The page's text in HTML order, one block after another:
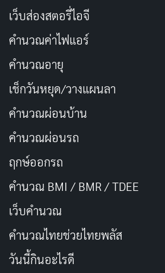
หมายเหตุ: วันเกิดที่แน่นอนยังไม่มีข้อ
แหล่งทางการ ข้อมูลอายุเป็นการประ
ข่าววงการ AV ญี่ปุ่น
เส้นทางในวงการของ
จุดเริ่มต้นก่อนเข้าสู่วงการ
ก่อนจะเป็น
แบบสาวทำงานทั่วไป เธอเคยทำงา
กรุงโตเกียว ประสบการณ์นี้ทำให้เธอ
และภาพลักษณ์ที่ดูเป็นผู้ใหญ่ น่าเชื่อถื
บรรยากาศในออฟฟิศเป็นอย่างดี ซึ่ง
ค่าย Idea Pocket ต้องการนำเสนอ
เว็บส่องสตอรี่ไอจี
คำนวณค่าไฟแอร์
คำนวณอายุ
เช็กวันหยุด/วางแผนลา
คำนวณผ่อนบ้าน
คำนวณผ่อนรถ
ฤกษ์ออกรถ
คำนวณ BMI / BMR / TDEE
เว็บคํานวณ
คํานวณไทยช่วยไทยพลัส
วันนี้กินอะไรดี